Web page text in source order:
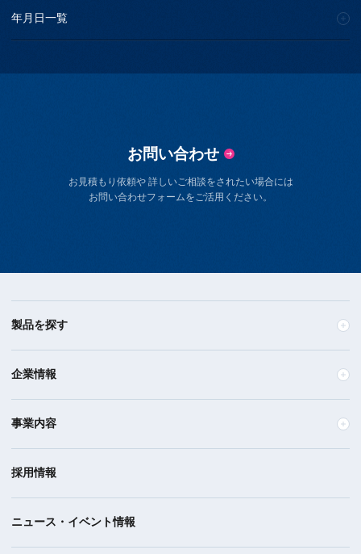
年月日一覧
お問い合わせ
お見積もり依頼や 詳しいご相談をされたい場合には
お問い合わせフォームをご活用ください。
製品を探す
企業情報
事業内容
採用情報
ニュース・イベント情報